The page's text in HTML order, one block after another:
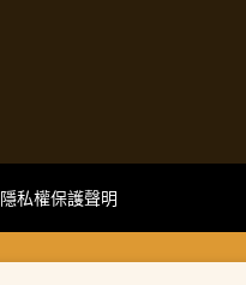
隱私權保護聲明